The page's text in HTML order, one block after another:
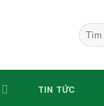
Search
for:
TIN TỨC